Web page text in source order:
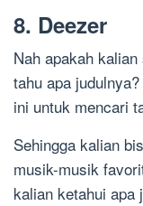
8. Deezer
Nah apakah
tahu apa
ini untuk mencari
Sehingga kalian
musik-musik
kalian ketahui apa